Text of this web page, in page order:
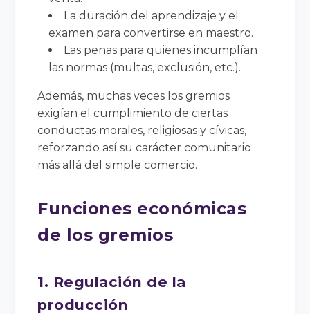
La duración del aprendizaje y el
examen para convertirse en maestro.
Las penas para quienes incumplían
las normas (multas, exclusión, etc.).
Además, muchas veces los gremios
exigían el cumplimiento de ciertas
conductas morales, religiosas y cívicas,
reforzando así su carácter comunitario
más allá del simple comercio.
Funciones económicas
de los gremios
1. Regulación de la
producción